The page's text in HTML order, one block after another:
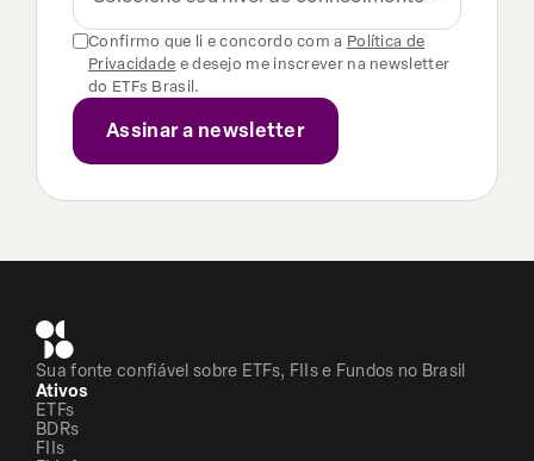
Confirmo que li e concordo com a Política de
Privacidade e desejo me inscrever na newsletter
do ETFs Brasil.
Sua fonte confiável sobre ETFs, FIIs e Fundos no Brasil
Ativos
ETFs
BDRs
FIIs